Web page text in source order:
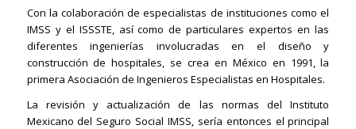
Con la colaboración de especialistas de instituciones como el
IMSS y el ISSSTE, así como de particulares expertos en las
diferentes ingenierías involucradas en el diseño y
construcción de hospitales, se crea en México en 1991, la
primera Asociación de Ingenieros Especialistas en Hospitales.
La revisión y actualización de las normas del Instituto
Mexicano del Seguro Social IMSS, sería entonces el principal